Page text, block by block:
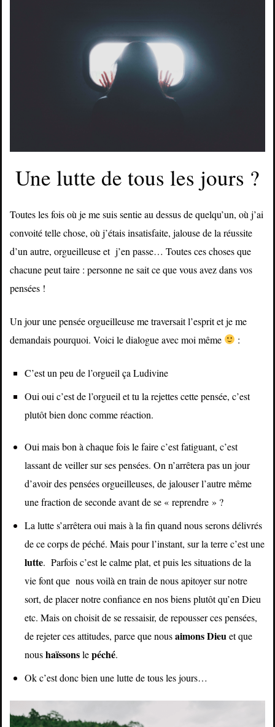
Une lutte de tous les jours ?
Toutes les fois où je me suis sentie au dessus de quelqu’un, où j’ai
convoité telle chose, où j’étais insatisfaite, jalouse de la réussite
d’un autre, orgueilleuse et j’en passe… Toutes ces choses que
chacune peut taire : personne ne sait ce que vous avez dans vos
pensées !
Un jour une pensée orgueilleuse me traversait l’esprit et je me
demandais pourquoi. Voici le dialogue avec moi même
:
C’est un peu de l’orgueil ça Ludivine
Oui oui c’est de l’orgueil et tu la rejettes cette pensée, c’est
plutôt bien donc comme réaction.
Oui mais bon à chaque fois le faire c’est fatiguant, c’est
lassant de veiller sur ses pensées. On n’arrêtera pas un jour
d’avoir des pensées orgueilleuses, de jalouser l’autre même
une fraction de seconde avant de se « reprendre » ?
La lutte s’arrêtera oui mais à la fin quand nous serons délivrés
de ce corps de péché. Mais pour l’instant, sur la terre c’est une
lutte. Parfois c’est le calme plat, et puis les situations de la
vie font que nous voilà en train de nous apitoyer sur notre
sort, de placer notre confiance en nos biens plutôt qu’en Dieu
etc. Mais on choisit de se ressaisir, de repousser ces pensées,
de rejeter ces attitudes, parce que nousaimonsDieuet que
noushaïssonslepéché.
Ok c’est donc bien une lutte de tous les jours…